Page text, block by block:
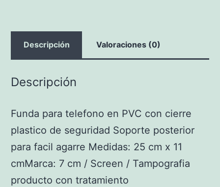
Descripción Valoraciones (0)
Descripción
Funda para telefono en PVC con cierre
plastico de seguridad Soporte posterior
para facil agarre Medidas: 25 cm x 11
cmMarca: 7 cm / Screen / Tampografia
producto con tratamiento